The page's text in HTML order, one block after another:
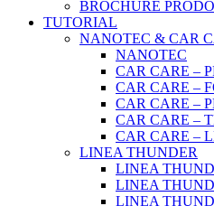
BROCHURE
TUTORIAL
NANOTEC & CAR
NANOTEC
CAR CARE –
CAR CARE –
CAR CARE –
CAR CARE –
CAR CARE –
LINEA THUNDER
LINEA
LINEA
LINEA